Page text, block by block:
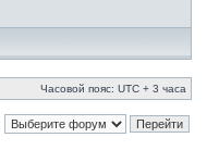
Часовой пояс: UTC + 3 часа